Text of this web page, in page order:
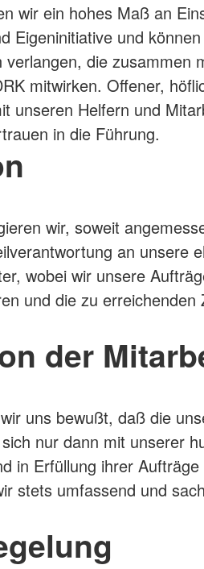
wir ein hohes Maß an
Eigeninitiative und
verlangen, die zusammen
mitwirken. Offener,
unseren Helfern und
in die Führung.
wir, soweit
an unsere
wobei wir unsere
und die zu erreichenden
der
uns bewußt, daß die
nur dann mit unserer
in Erfüllung ihrer
stets umfassend und